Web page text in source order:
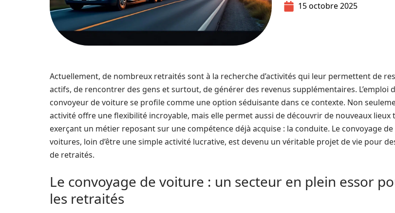
15 octobre 2025
Actuellement, de nombreux retraités sont à la recherche d’activités qui leur permettent de
actifs, de rencontrer des gens et surtout, de générer des revenus supplémentaires. L’emploi
convoyeur de voiture se profile comme une option séduisante dans ce contexte. Non
activité offre une flexibilité incroyable, mais elle permet aussi de découvrir de nouveaux lieux
exerçant un métier reposant sur une compétence déjà acquise : la conduite. Le convoyage de
voitures, loin d’être une simple activité lucrative, est devenu un véritable projet de vie pour
de retraités.
Le convoyage de voiture : un secteur en plein essor
les retraités